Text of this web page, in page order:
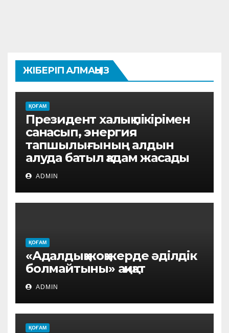
ЖІБЕРІП АЛМАҢЫЗ
ҚОҒАМ
Президент халық пікірімен
санасып, энергия
тапшылығының алдын
алуда батыл қадам жасады
ADMIN
ҚОҒАМ
«Адалдық жоқ жерде әділдік
болмайтыны» ақиқат
ADMIN
ҚОҒАМ